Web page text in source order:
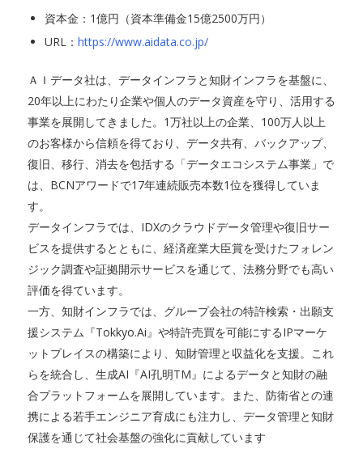
資本金：1億円（資本準備金15億2500万円）
URL： https://www.aidata.co.jp/
ＡＩデータ社は、データインフラと知財インフラを基盤に、
20年以上にわたり企業や個人のデータ資産を守り、活用する
事業を展開してきました。1万社以上の企業、100万人以上
のお客様から信頼を得ており、データ共有、バックアップ、
復旧、移行、消去を包括する「データエコシステム事業」で
は、BCNアワードで17年連続販売本数1位を獲得していま
す。
データインフラでは、IDXのクラウドデータ管理や復旧サー
ビスを提供するとともに、経済産業大臣賞を受けたフォレン
ジック調査や証拠開示サービスを通じて、法務分野でも高い
評価を得ています。
一方、知財インフラでは、グループ会社の特許検索・出願支
援システム『Tokkyo.Ai』や特許売買を可能にするIPマーケ
ットプレイスの構築により、知財管理と収益化を支援。これ
らを統合し、生成AI『AI孔明TM』によるデータと知財の融
合プラットフォームを展開しています。また、防衛省との連
携による若手エンジニア育成にも注力し、データ管理と知財
保護を通じて社会基盤の強化に貢献しています